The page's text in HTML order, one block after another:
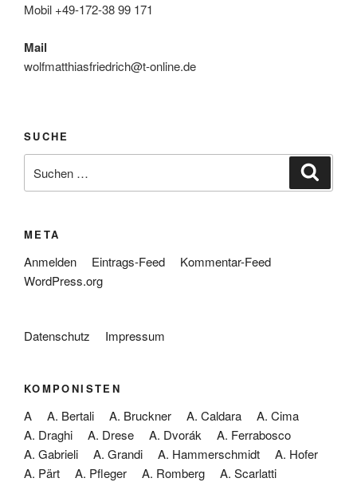
Mobil +49-172-38 99 171
Mail
wolfmatthiasfriedrich@t-online.de
SUCHE
nach:
META
Anmelden Eintrags-Feed
Kommentar-Feed
WordPress.org
Datenschutz Impressum
KOMPONISTEN
A A. Bertali A. Bruckner A. Caldara
A. Cima
A. Draghi
A. Drese A. Dvorák
A. Ferrabosco
A. Gabrieli
A. Grandi A. Hammerschmidt
A. Hofer
A. Pärt
A. Pfleger A. Romberg
A. Scarlatti